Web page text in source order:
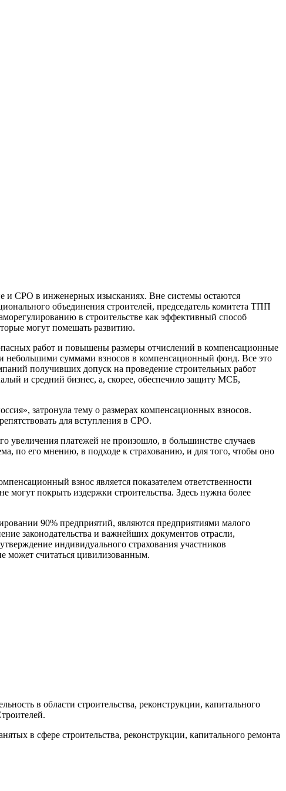
и СРО в инженерных изысканиях. Вне системы остаются
объединения строителей, председатель комитета ТПП
в строительстве как эффективный способ
могут помешать развитию.
работ и повышены размеры отчислений в компенсационные
небольшими суммами взносов в компенсационный фонд. Все это
получивших допуск на проведение строительных работ
и средний бизнес, а, скорее, обеспечило защиту МСБ,
затронула тему о размерах компенсационных взносов.
для вступления в СРО.
увеличения платежей не произошло, в большинстве случаев
по его мнению, в подходе к страхованию, и для того, чтобы оно
взнос является показателем ответственности
могут покрыть издержки строительства. Здесь нужна более
90% предприятий, являются предприятиями малого
законодательства и важнейших документов отрасли,
индивидуального страхования участников
может считаться цивилизованным.
в области строительства, реконструкции, капитального
в сфере строительства, реконструкции, капитального ремонта